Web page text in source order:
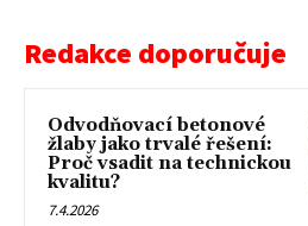
Redakce doporučuje
Odvodňovací betonové
žlaby jako trvalé řešení:
Proč vsadit na technickou
kvalitu?
7.4.2026